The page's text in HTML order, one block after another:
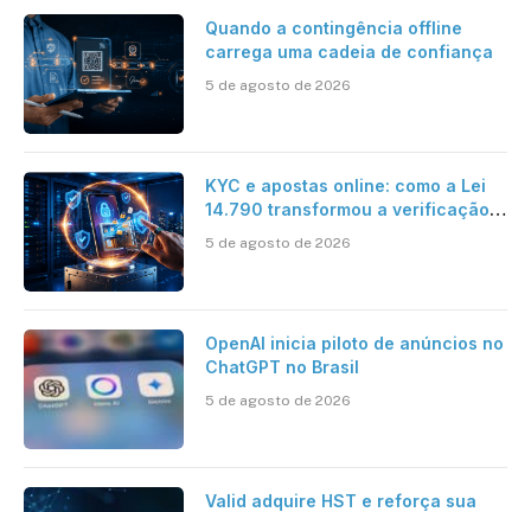
Quando a contingência offline
carrega uma cadeia de confiança
5 de agosto de 2026
KYC e apostas online: como a Lei
14.790 transformou a verificação
brasileiro
5 de agosto de 2026
OpenAI inicia piloto de anúncios no
ChatGPT no Brasil
5 de agosto de 2026
Valid adquire HST e reforça sua